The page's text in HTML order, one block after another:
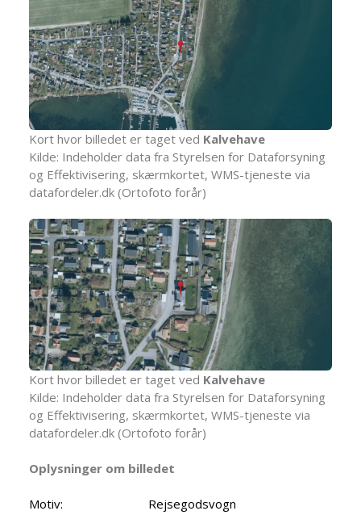
Kort hvor billedet er taget ved Kalvehave
Kilde: Indeholder data fra Styrelsen for Dataforsyning
og Effektivisering, skærmkortet, WMS-tjeneste via
datafordeler.dk (Ortofoto forår)
Kort hvor billedet er taget ved Kalvehave
Kilde: Indeholder data fra Styrelsen for Dataforsyning
og Effektivisering, skærmkortet, WMS-tjeneste via
datafordeler.dk (Ortofoto forår)
Oplysninger om billedet
Motiv:
Rejsegodsvogn